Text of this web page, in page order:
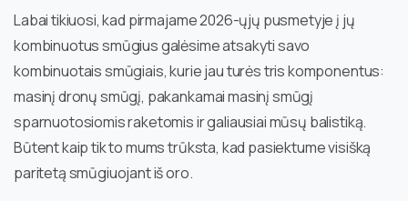
Labai tikiuosi, kad pirmajame 2026-ųjų pusmetyje į jų
kombinuotus smūgius galėsime atsakyti savo
kombinuotais smūgiais, kurie jau turės tris komponentus:
masinį dronų smūgį, pakankamai masinį smūgį
sparnuotosiomis raketomis ir galiausiai mūsų balistiką.
Būtent kaip tik to mums trūksta, kad pasiektume visišką
paritetą smūgiuojant iš oro.